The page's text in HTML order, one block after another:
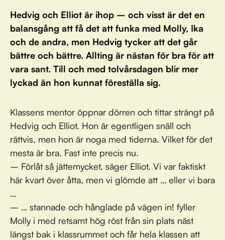
Hedvig och Elliot är ihop – och visst är det en
balansgång att få det att funka med Molly, Ika
och de andra, men Hedvig tycker att det går
bättre och bättre. Allting är nästan för bra för att
vara sant. Till och med tolvårsdagen blir mer
lyckad än hon kunnat föreställa sig.
Klassens mentor öppnar dörren och tittar strängt på
Hedvig och Elliot. Hon är egentligen snäll och
rättvis, men hon är noga med tiderna. Vilket för det
mesta är bra. Fast inte precis nu.
– Förlåt så jättemycket, säger Elliot. Vi var faktiskt
här kvart över åtta, men vi glömde att … eller vi bara
…
– … stannade och hånglade på vägen in! fyller
Molly i med retsamt hög röst från sin plats näst
längst bak i klassrummet och får hela klassen att